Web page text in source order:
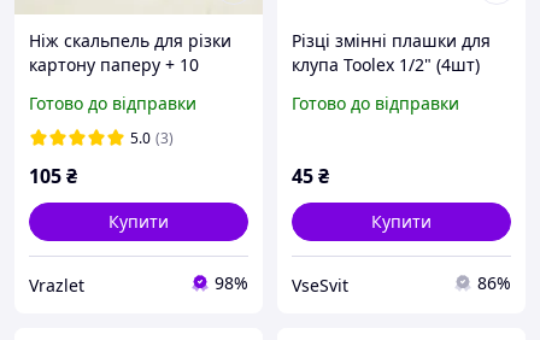
Ніж скальпель для різки
картону паперу + 10
Готово до відправки
5.0 (3)
105₴
Купити
Vrazlet 98%
Різці змінні плашки для
клупа Toolex 1/2" (4шт)
Готово до відправки
45₴
Купити
VseSvit 86%